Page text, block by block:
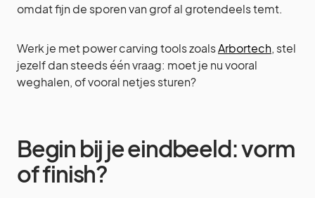
omdat fijn de sporen van grof al grotendeels temt.
Werk je met power carving tools zoalsArbortech, stel
jezelf dan steeds één vraag: moet je nu vooral
weghalen, of vooral netjes sturen?
Begin bij je eindbeeld: vorm
of finish?